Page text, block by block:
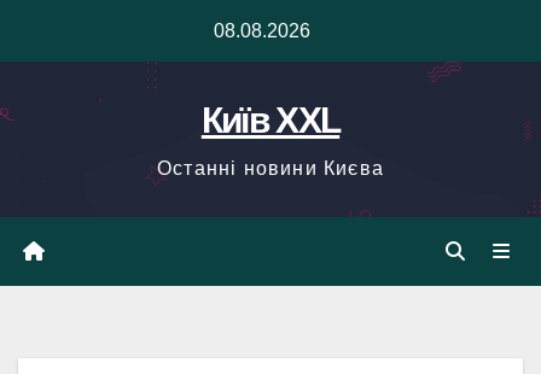
08.08.2026
Київ XXL
Останні новини Києва